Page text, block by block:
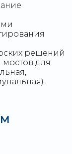
решений
для